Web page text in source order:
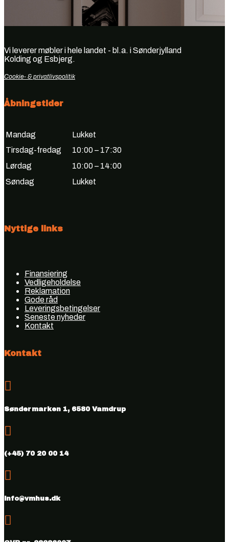
Vi leverer møbler i hele landet - bl.a. i Sønderjylland
Kolding og Esbjerg.
Cookie- & privatlivspolitik
Åbningstider
Mandag
Lukket
Tirsdag-fredag
10:00 – 17:30
Lørdag
10:00 – 14:00
Søndag
Lukket
Nyttige links
Finansiering
Vedligeholdelse
Reklamation
Gode råd
Leveringsbetingelser
Seneste nyheder
Kontakt
Kontakt

Søndermarken 1, 6580 Vamdrup

(+45) 70 20 00 14

info@vmhus.dk
